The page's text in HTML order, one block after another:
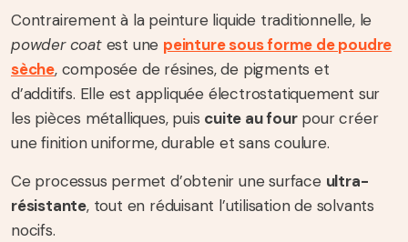
Contrairement à la peinture liquide traditionnelle, le
powder coatest une peinture sous forme de poudre
sèche, composée de résines, de pigments et
d’additifs. Elle est appliquée électrostatiquement sur
les pièces métalliques, puis cuite au fourpour créer
une finition uniforme, durable et sans coulure.
Ce processus permet d’obtenir une surface ultra-
résistante, tout en réduisant l’utilisation de solvants
nocifs.